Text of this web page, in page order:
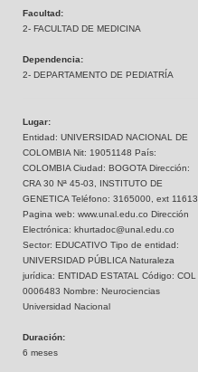
Facultad:
2- FACULTAD DE MEDICINA
Dependencia:
2- DEPARTAMENTO DE PEDIATRÍA
Lugar:
Entidad: UNIVERSIDAD NACIONAL DE
COLOMBIA Nit: 19051148 País:
COLOMBIA Ciudad: BOGOTA Dirección:
CRA 30 Nª 45-03, INSTITUTO DE
GENETICA Teléfono: 3165000, ext 11613
Pagina web: www.unal.edu.co Dirección
Electrónica: khurtadoc@unal.edu.co
Sector: EDUCATIVO Tipo de entidad:
UNIVERSIDAD PÚBLICA Naturaleza
jurídica: ENTIDAD ESTATAL Código: COL
0006483 Nombre: Neurociencias
Universidad Nacional
Duración:
6 meses